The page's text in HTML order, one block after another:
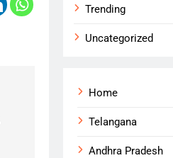
Trending
Uncategorized
Home
Telangana
Andhra Pradesh